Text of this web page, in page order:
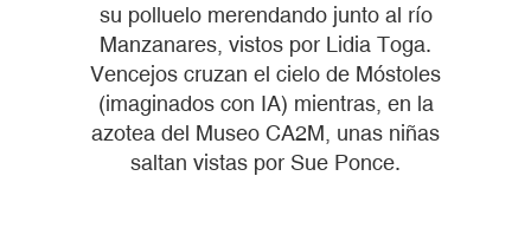
su polluelo merendando junto al río
Manzanares, vistos por Lidia Toga.
Vencejos cruzan el cielo de Móstoles
(imaginados con IA) mientras, en la
azotea del Museo CA2M, unas niñas
saltan vistas por Sue Ponce.